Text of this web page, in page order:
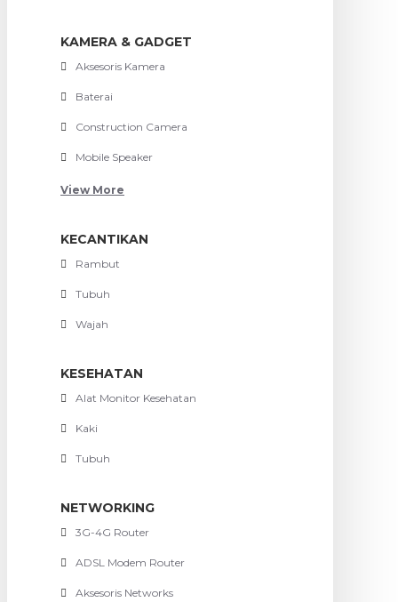
KAMERA & GADGET
Aksesoris Kamera
Baterai
Construction Camera
Mobile Speaker
View More
KECANTIKAN
Rambut
Tubuh
Wajah
KESEHATAN
Alat Monitor Kesehatan
Kaki
Tubuh
NETWORKING
3G-4G Router
ADSL Modem Router
Aksesoris Networks